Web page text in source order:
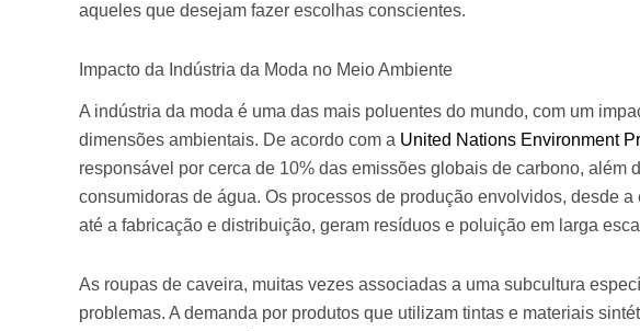
aqueles que desejam fazer escolhas conscientes.
Impacto da Indústria da Moda no Meio Ambiente
A indústria da moda é uma das mais poluentes do mundo, com um
dimensões ambientais. De acordo com a United Nations Environment
responsável por cerca de 10% das emissões globais de carbono, além
consumidoras de água. Os processos de produção envolvidos, desde
até a fabricação e distribuição, geram resíduos e poluição em larga
As roupas de caveira, muitas vezes associadas a uma subcultura
problemas. A demanda por produtos que utilizam tintas e materiais